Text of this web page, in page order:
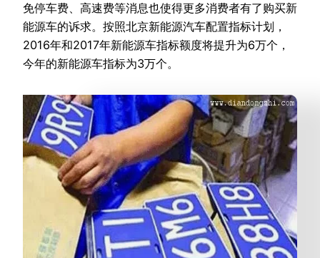
免停车费、高速费等消息也使得更多消费者有了购买新
能源车的诉求。按照北京新能源汽车配置指标计划，
2016年和2017年新能源车指标额度将提升为6万个，
今年的新能源车指标为3万个。